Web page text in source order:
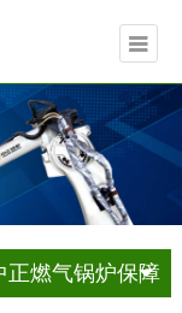
正燃气锅炉保障